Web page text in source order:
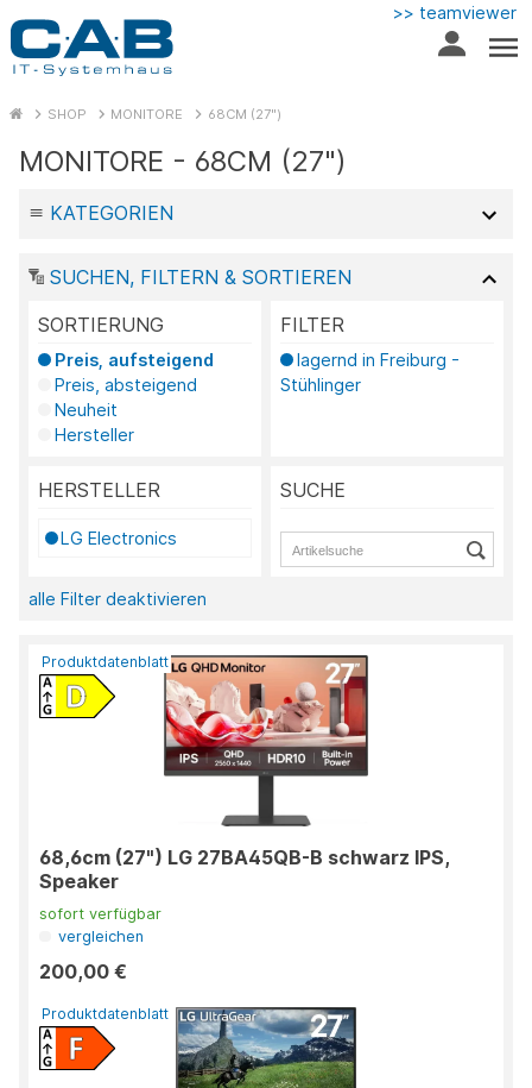
>> teamviewer
SHOP MONITORE 68CM (27")
MONITORE - 68CM (27")
KATEGORIEN
SUCHEN, FILTERN & SORTIEREN
SORTIERUNG
Preis, aufsteigend
Preis, absteigend
Neuheit
Hersteller
FILTER
lagernd in Freiburg -
Stühlinger
HERSTELLER
LG Electronics
SUCHE
alle Filter deaktivieren
Produktdatenblatt
68,6cm (27") LG 27BA45QB-B schwarz IPS,
Speaker
sofort verfügbar
vergleichen
200,00 €
Produktdatenblatt